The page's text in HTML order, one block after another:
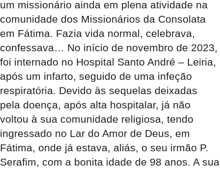
um missionário ainda em plena atividade na
comunidade dos Missionários da Consolata
em Fátima. Fazia vida normal, celebrava,
confessava… No início de novembro de 2023,
foi internado no Hospital Santo André – Leiria,
após um infarto, seguido de uma infeção
respiratória. Devido às sequelas deixadas
pela doença, após alta hospitalar, já não
voltou à sua comunidade religiosa, tendo
ingressado no Lar do Amor de Deus, em
Fátima, onde já estava, aliás, o seu irmão P.
Serafim, com a bonita idade de 98 anos. A sua